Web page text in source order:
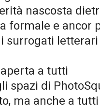
nascosta
formale e ancor
surrogati letterari
a tutti
spazi di
ma anche a